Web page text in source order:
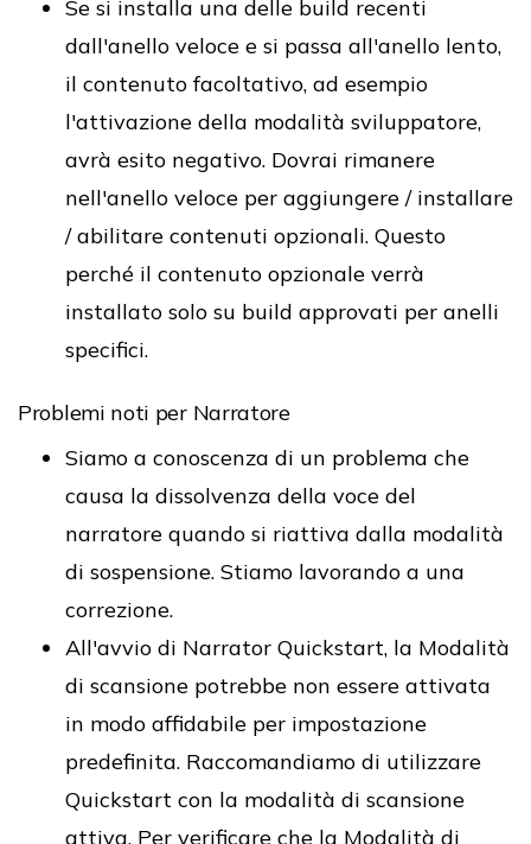
Se si installa una delle build recenti
dall'anello veloce e si passa all'anello lento,
il contenuto facoltativo, ad esempio
l'attivazione della modalità sviluppatore,
avrà esito negativo. Dovrai rimanere
nell'anello veloce per aggiungere / installare
/ abilitare contenuti opzionali. Questo
perché il contenuto opzionale verrà
installato solo su build approvati per anelli
specifici.
Problemi noti per Narratore
Siamo a conoscenza di un problema che
causa la dissolvenza della voce del
narratore quando si riattiva dalla modalità
di sospensione. Stiamo lavorando a una
correzione.
All'avvio di Narrator Quickstart, la Modalità
di scansione potrebbe non essere attivata
in modo affidabile per impostazione
predefinita. Raccomandiamo di utilizzare
Quickstart con la modalità di scansione
attiva. Per verificare che la Modalità di